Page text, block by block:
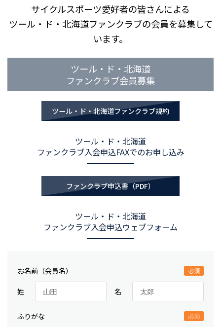
サイクルスポーツ愛好者の皆さんによる
ツール・ド・北海道ファンクラブの会員を募集して
います。
ツール・ド・北海道
ファンクラブ会員募集
ツール・ド・北海道ファンクラブ規約
ツール・ド・北海道
ファンクラブ入会申込FAXでのお申し込み
ファンクラブ申込書（PDF）
ツール・ド・北海道
ファンクラブ入会申込ウェブフォーム
お名前（会員名）
姓 名
ふりがな